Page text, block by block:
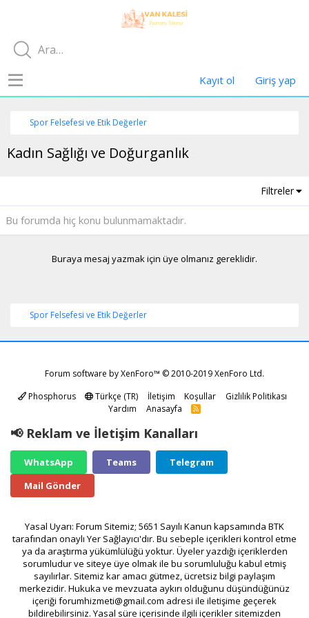
Kayıt ol Giriş yap
Spor Felsefesi ve Etik Değerler
Kadın Sağlığı ve Doğurganlık
Filtreler
Bu forumda hiç konu bulunmamaktadır.
Buraya mesaj yazmak için üye olmanız gereklidir.
Spor Felsefesi ve Etik Değerler
Forum software by XenForo™ © 2010-2019 XenForo Ltd.
Phosphorus
Türkçe (TR) İletişim Koşullar
Gizlilik Politikası
Yardım
Anasayfa
R
📢 Reklam ve İletişim Kanalları
WhatsApp Teams
Telegram
Mail Gönder
Yasal Uyarı: Forum Sitemiz; 5651 Sayılı Kanun kapsamında BTK
tarafından onaylı Yer Sağlayıcı'dır. Bu sebeple içerikleri kontrol etme
ya da araştırma yükümlülüğü yoktur. Üyeler yazdığı içeriklerden
sorumludur ve siteye üye olmak ile bu sorumluluğu kabul etmiş
sayılırlar. Sitemiz kar amacı gütmez, ücretsiz bilgi paylaşım
merkezidir. Hukuka ve mevzuata aykırı olduğunu düşündüğünüz
içeriği forumhizmeti@gmail.com adresi ile iletişime geçerek
bildirebilirsiniz. Yasal süre içerisinde ilgili içerikler sitemizden